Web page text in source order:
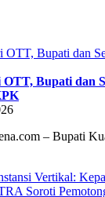
Bupati dan
– Bupati